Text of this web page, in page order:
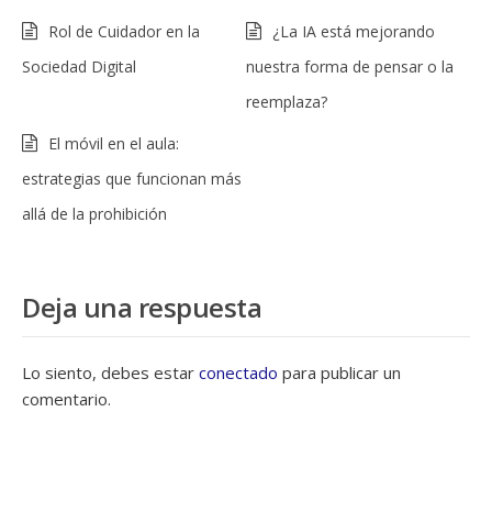
Rol de Cuidador en la
Sociedad Digital
¿La IA está mejorando
nuestra forma de pensar o la
reemplaza?
El móvil en el aula:
estrategias que funcionan más
allá de la prohibición
Deja una respuesta
Lo siento, debes estar conectado para publicar un
comentario.